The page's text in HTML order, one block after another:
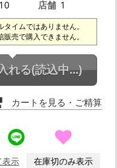
10 店舗 1
イムではありません。
売で購入できません。
れる(読込中...)
カートを見る ・ご精算
表示 在庫切のみ表示